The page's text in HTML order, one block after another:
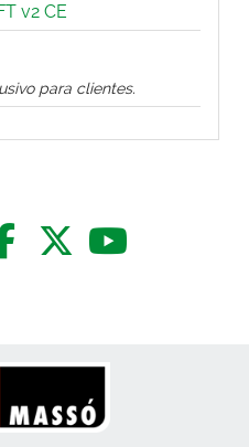
v2 CE
para clientes.